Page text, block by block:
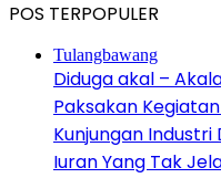
POS TERPOPULER
Tulangbawang
Diduga akal –
Paksakan
Kunjungan Industri
Iuran Yang Tak